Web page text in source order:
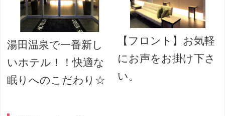
湯田温泉で一番新し
いホテル！！快適な
眠りへのこだわり☆
【フロント】お気軽
にお声をお掛け下さ
い。